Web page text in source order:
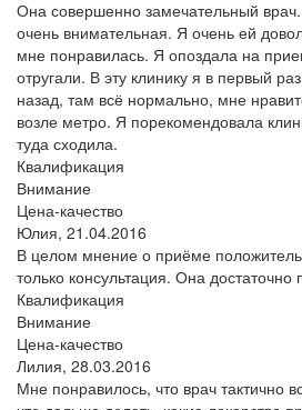
Она совершенно замечательный
очень внимательная. Я очень ей
мне понравилась. Я опоздала на
отругали. В эту клинику я в первый
назад, там всё нормально, мне
возле метро. Я порекомендовала
туда сходила.
Квалификация
Внимание
Цена-качество
Юлия, 21.04.2016
В целом мнение о приёме
только консультация. Она
Квалификация
Внимание
Цена-качество
Лилия, 28.03.2016
Мне понравилось, что врач тактично